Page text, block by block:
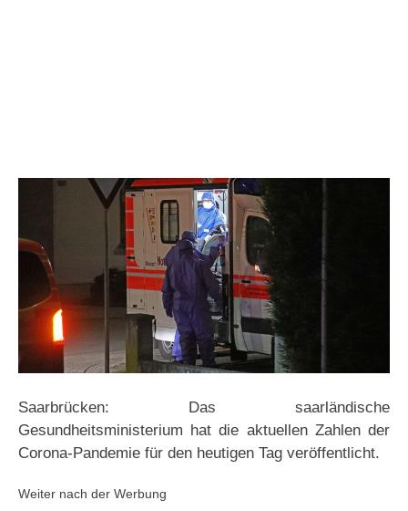
Saarbrücken: Das saarländische
Gesundheitsministerium hat die aktuellen Zahlen der
Corona-Pandemie für den heutigen Tag veröffentlicht.
Weiter nach der Werbung